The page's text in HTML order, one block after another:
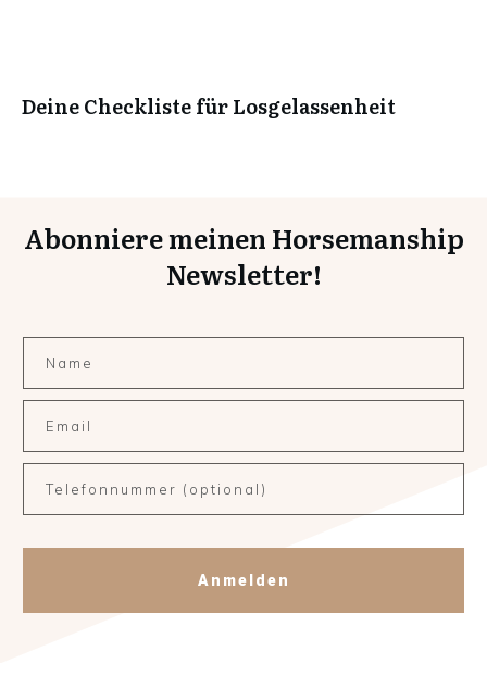
Deine Checkliste für Losgelassenheit
Abonniere meinen Horsemanship
Newsletter!
Anmelden